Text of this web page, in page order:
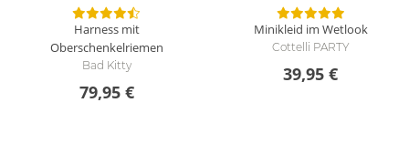
Harness mit
Oberschenkelriemen
Bad Kitty
79,95 €
Minikleid im Wetlook
Cottelli PARTY
39,95 €